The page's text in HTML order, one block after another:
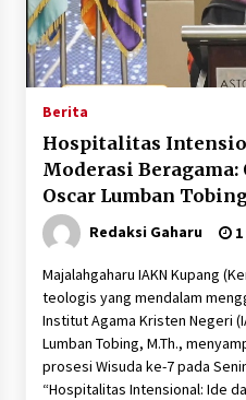
Berita
Hospitalitas
Moderasi
Oscar Lumban
IAKN Kupang
Redaksi Gaharu 1
Majalahgaharu IAKN Kupang
teologis yang mendalam
Institut Agama Kristen Negeri
Lumban Tobing, M.Th.,
prosesi Wisuda ke-7 pada
“Hospitalitas Intensional: Ide